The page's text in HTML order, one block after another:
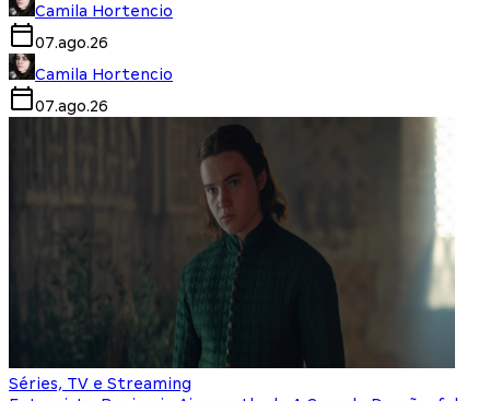
Camila Hortencio
07.ago.26
Camila Hortencio
07.ago.26
Séries, TV e Streaming